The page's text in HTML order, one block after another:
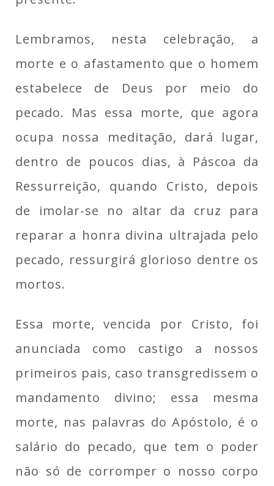
Lembramos, nesta celebração, a
morte e o afastamento que o homem
estabelece de Deus por meio do
pecado. Mas essa morte, que agora
ocupa nossa meditação, dará lugar,
dentro de poucos dias, à Páscoa da
Ressurreição, quando Cristo, depois
de imolar-se no altar da cruz para
reparar a honra divina ultrajada pelo
pecado, ressurgirá glorioso dentre os
mortos.
Essa morte, vencida por Cristo, foi
anunciada como castigo a nossos
primeiros pais, caso transgredissem o
mandamento divino; essa mesma
morte, nas palavras do Apóstolo, é o
salário do pecado, que tem o poder
não só de corromper o nosso corpo